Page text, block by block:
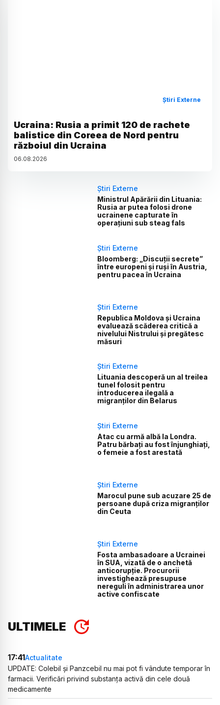
Știri Externe
Ucraina: Rusia a primit 120 de rachete
balistice din Coreea de Nord pentru
războiul din Ucraina
06.08.2026
Știri Externe
Ministrul Apărării din Lituania:
Rusia ar putea folosi drone
ucrainene capturate în
operațiuni sub steag fals
Știri Externe
Bloomberg: „Discuții secrete”
între europeni și ruși în Austria,
pentru pacea în Ucraina
Știri Externe
Republica Moldova și Ucraina
evaluează scăderea critică a
nivelului Nistrului și pregătesc
măsuri
Știri Externe
Lituania descoperă un al treilea
tunel folosit pentru
introducerea ilegală a
migranților din Belarus
Știri Externe
Atac cu armă albă la Londra.
Patru bărbați au fost înjunghiați,
o femeie a fost arestată
Știri Externe
Marocul pune sub acuzare 25 de
persoane după criza migranților
din Ceuta
Știri Externe
Fosta ambasadoare a Ucrainei
în SUA, vizată de o anchetă
anticorupție. Procurorii
investighează presupuse
nereguli în administrarea unor
active confiscate
ULTIMELE
17:41Actualitate
UPDATE: Colebil și Panzcebil nu mai pot fi vândute temporar în
farmacii. Verificări privind substanța activă din cele două
medicamente